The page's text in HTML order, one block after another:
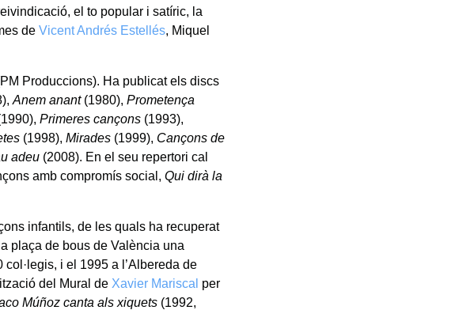
el to popular i satíric, la
deVicent Andrés Estellés, Miquel
Produccions). Ha publicat els discs
Anem anant(1980),Prometença
Primeres cançons (1993),
(1998),Mirades (1999), Cançons de
adeu (2008). En el seu repertori cal
amb compromís social,Qui dirà la
infantils, de les quals ha recuperat
plaça de bous de València una
i el 1995 a l’Albereda de
del Mural de Xavier Mariscal per
Múñoz canta als xiquets (1992,